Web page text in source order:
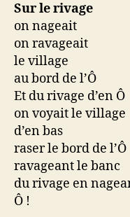
Sur le rivage
on nageait
on ravageait
le village
au bord de l’Ô
Et du rivage d’en Ô
on voyait le village
d’en bas
raser le bord de l’Ô
ravageant le banc
du rivage en
Ô !